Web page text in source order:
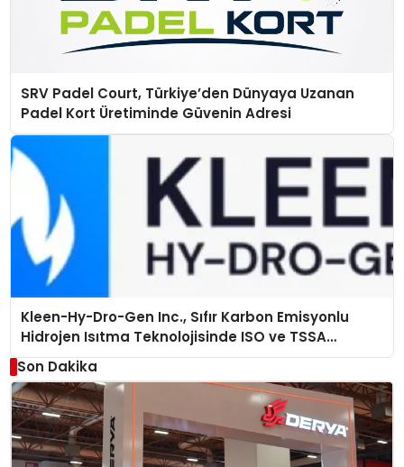
SRV Padel Court, Türkiye’den Dünyaya Uzanan
Padel Kort Üretiminde Güvenin Adresi
Kleen-Hy-Dro-Gen Inc., Sıfır Karbon Emisyonlu
Hidrojen Isıtma Teknolojisinde ISO ve TSSA
Düzenleyici Onaylarını Aldı
Son Dakika